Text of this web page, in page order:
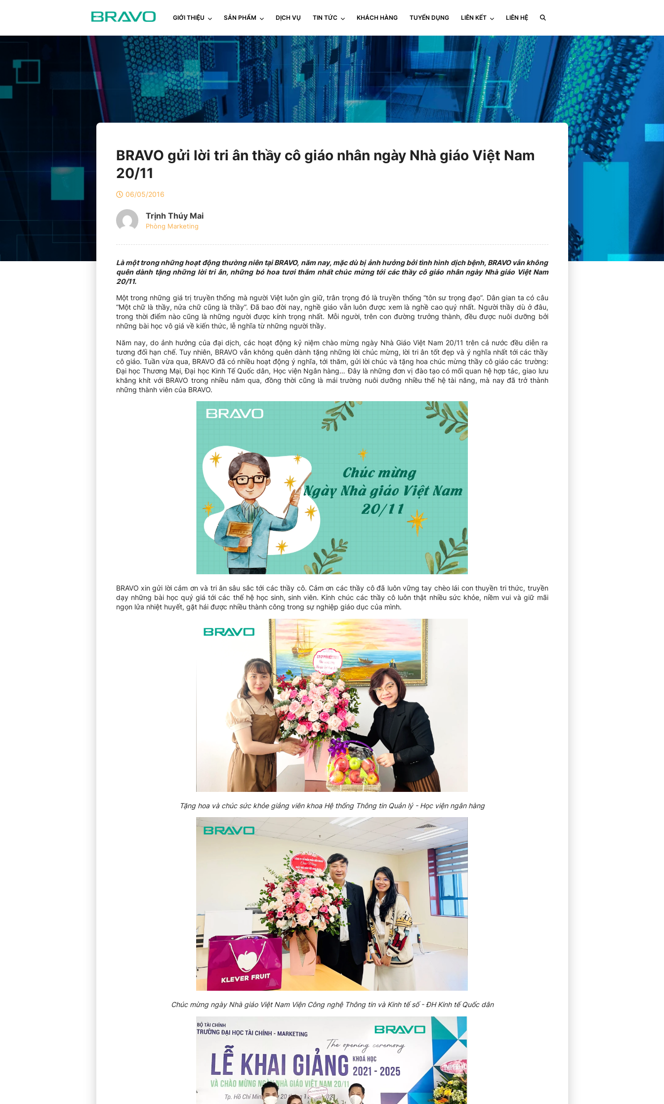
GIỚI THIỆU SẢN PHẨM DỊCH VỤ TIN TỨC KHÁCH HÀNG TUYỂN DỤNG LIÊN KẾT LIÊN HỆ
BRAVO gửi lời tri ân thầy cô giáo nhân ngày Nhà giáo Việt Nam
20/11
06/05/2016
Trịnh Thúy Mai
Phòng Marketing
Là một trong những hoạt động thường niên tại BRAVO, năm nay, mặc dù bị ảnh hưởng bởi tình hình dịch bệnh, BRAVO vẫn không
quên dành tặng những lời tri ân, những bó hoa tươi thắm nhất chúc mừng tới các thầy cô giáo nhân ngày Nhà giáo Việt Nam
20/11.
Một trong những giá trị truyền thống mà người Việt luôn gìn giữ, trân trọng đó là truyền thống “tôn sư trọng đạo”. Dân gian ta có câu
“Một chữ là thầy, nửa chữ cũng là thầy”. Đã bao đời nay, nghề giáo vẫn luôn được xem là nghề cao quý nhất. Người thầy dù ở đâu,
trong thời điểm nào cũng là những người được kính trọng nhất. Mỗi người, trên con đường trưởng thành, đều được nuôi dưỡng bởi
những bài học vô giá về kiến thức, lễ nghĩa từ những người thầy.
Năm nay, do ảnh hưởng của đại dịch, các hoạt động kỷ niệm chào mừng ngày Nhà Giáo Việt Nam 20/11 trên cả nước đều diễn ra
tương đối hạn chế. Tuy nhiên, BRAVO vẫn không quên dành tặng những lời chúc mừng, lời tri ân tốt đẹp và ý nghĩa nhất tới các thầy
cô giáo. Tuần vừa qua, BRAVO đã có nhiều hoạt động ý nghĩa, tới thăm, gửi lời chúc và tặng hoa chúc mừng thầy cô giáo các trường:
Đại học Thương Mại, Đại học Kinh Tế Quốc dân, Học viện Ngân hàng… Đây là những đơn vị đào tạo có mối quan hệ hợp tác, giao lưu
khăng khít với BRAVO trong nhiều năm qua, đồng thời cũng là mái trường nuôi dưỡng nhiều thế hệ tài năng, mà nay đã trở thành
những thành viên của BRAVO.
BRAVO xin gửi lời cảm ơn và tri ân sâu sắc tới các thầy cô. Cảm ơn các thầy cô đã luôn vững tay chèo lái con thuyền tri thức, truyền
dạy những bài học quý giá tới các thế hệ học sinh, sinh viên. Kính chúc các thầy cô luôn thật nhiều sức khỏe, niềm vui và giữ mãi
ngọn lửa nhiệt huyết, gặt hái được nhiều thành công trong sự nghiệp giáo dục của mình.
Tặng hoa và chúc sức khỏe giảng viên khoa Hệ thống Thông tin Quản lý - Học viện ngân hàng
Chúc mừng ngày Nhà giáo Việt Nam Viện Công nghệ Thông tin và Kinh tế số - ĐH Kinh tế Quốc dân